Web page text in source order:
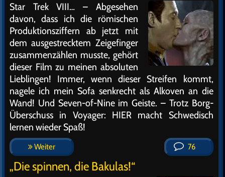
Star Trek VIII… – Abgesehen
davon, dass ich die römischen
Produktionsziffern ab jetzt mit
dem ausgestrecktem Zeigefinger
zusammenzählen musste, gehört
dieser Film zu meinen absoluten
Lieblingen! Immer, wenn dieser Streifen kommt,
nagele ich mein Sofa senkrecht als Alkoven an die
Wand! Und Seven-of-Nine im Geiste. – Trotz Borg-
Überschuss in Voyager: HIER macht Schwedisch
lernen wieder Spaß!
Weiter 76
„Die spinnen, die Bakulas!“